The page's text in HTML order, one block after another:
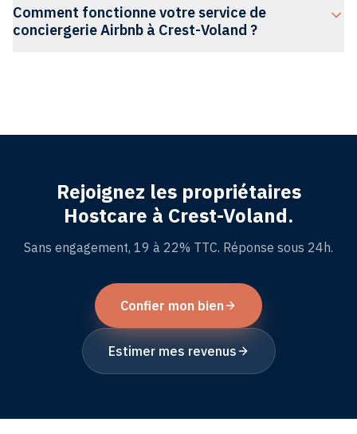
au cœur de la station.
dans le Val d'Arly évoluent.
Voland et s'appuie sur notre partenaire Impekkable
pour un service de blanchisserie de qualité
Comment fonctionne votre service de
conciergerie Airbnb à Crest-Voland ?
Rejoignez les propriétaires
Hostcare à Crest-Voland.
Sans engagement, 19 à 22% TTC. Réponse sous 24h.
Confier mon bien
Estimer mes revenus